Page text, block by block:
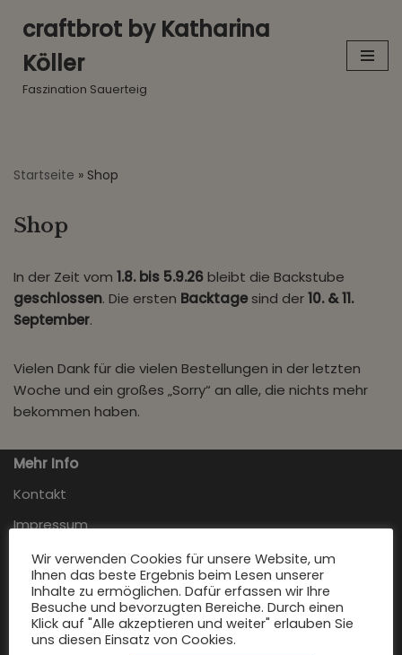
Inhalt
springen
craftbrot by Katharina
Köller
Faszination Sauerteig
Startseite » Shop
Shop
In der Zeit vom 1.8. bis 5.9.26bleibt die Backstube
geschlossen. Die ersten Backtagesind der10. & 11.
September.
Vielen Dank für die vielen Bestellungen in der letzten
Woche und ein großes „Sorry“ an alle, die nichts mehr
bekommen haben.
Mehr Info
Kontakt
Impressum
Cookie-Richtlinie
Datenschutzerklärung
Feedback
… bitte anwebmaster@craftbrot.com
Wir verwenden Cookies für unsere Website, um
Ihnen das beste Ergebnis beim Lesen unserer
Inhalte zu ermöglichen. Dafür erfassen wir Ihre
Besuche und bevorzugten Bereiche. Durch einen
Klick auf "Alle akzeptieren und weiter" erlauben Sie
uns diesen Einsatz von Cookies.